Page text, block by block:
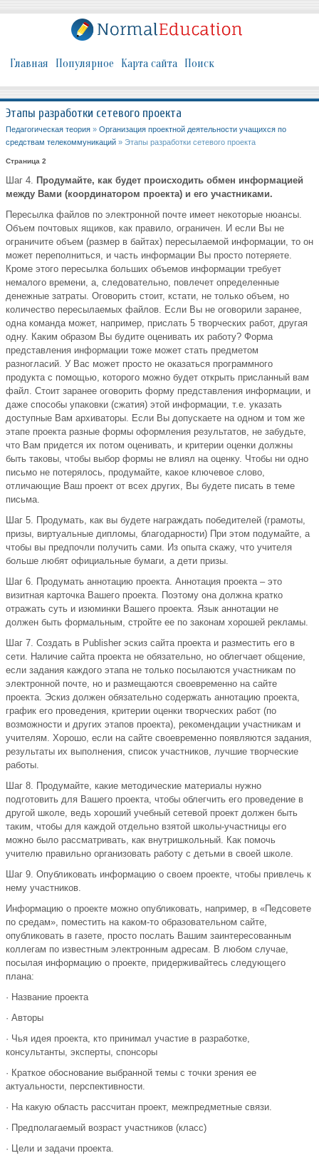
Главная Популярное Карта сайта Поиск
Этапы разработки сетевого проекта
Педагогическая теория » Организация проектной деятельности учащихся по
средствам телекоммуникаций » Этапы разработки сетевого проекта
Страница 2
Шаг 4. Продумайте, как будет происходить обмен информацией
между Вами (координатором проекта) и его участниками.
Пересылка файлов по электронной почте имеет некоторые нюансы.
Объем почтовых ящиков, как правило, ограничен. И если Вы не
ограничите объем (размер в байтах) пересылаемой информации, то он
может переполниться, и часть информации Вы просто потеряете.
Кроме этого пересылка больших объемов информации требует
немалого времени, а, следовательно, повлечет определенные
денежные затраты. Оговорить стоит, кстати, не только объем, но
количество пересылаемых файлов. Если Вы не оговорили заранее,
одна команда может, например, прислать 5 творческих работ, другая
одну. Каким образом Вы будите оценивать их работу? Форма
представления информации тоже может стать предметом
разногласий. У Вас может просто не оказаться программного
продукта с помощью, которого можно будет открыть присланный вам
файл. Стоит заранее оговорить форму представления информации, и
даже способы упаковки (сжатия) этой информации, т.е. указать
доступные Вам архиваторы. Если Вы допускаете на одном и том же
этапе проекта разные формы оформления результатов, не забудьте,
что Вам придется их потом оценивать, и критерии оценки должны
быть таковы, чтобы выбор формы не влиял на оценку. Чтобы ни одно
письмо не потерялось, продумайте, какое ключевое слово,
отличающие Ваш проект от всех других, Вы будете писать в теме
письма.
Шаг 5. Продумать, как вы будете награждать победителей (грамоты,
призы, виртуальные дипломы, благодарности) При этом подумайте, а
чтобы вы предпочли получить сами. Из опыта скажу, что учителя
больше любят официальные бумаги, а дети призы.
Шаг 6. Продумать аннотацию проекта. Аннотация проекта – это
визитная карточка Вашего проекта. Поэтому она должна кратко
отражать суть и изюминки Вашего проекта. Язык аннотации не
должен быть формальным, стройте ее по законам хорошей рекламы.
Шаг 7. Создать в Publisher эскиз сайта проекта и разместить его в
сети. Наличие сайта проекта не обязательно, но облегчает общение,
если задания каждого этапа не только посылаются участникам по
электронной почте, но и размещаются своевременно на сайте
проекта. Эскиз должен обязательно содержать аннотацию проекта,
график его проведения, критерии оценки творческих работ (по
возможности и других этапов проекта), рекомендации участникам и
учителям. Хорошо, если на сайте своевременно появляются задания,
результаты их выполнения, список участников, лучшие творческие
работы.
Шаг 8. Продумайте, какие методические материалы нужно
подготовить для Вашего проекта, чтобы облегчить его проведение в
другой школе, ведь хороший учебный сетевой проект должен быть
таким, чтобы для каждой отдельно взятой школы-участницы его
можно было рассматривать, как внутришкольный. Как помочь
учителю правильно организовать работу с детьми в своей школе.
Шаг 9. Опубликовать информацию о своем проекте, чтобы привлечь к
нему участников.
Информацию о проекте можно опубликовать, например, в «Педсовете
по средам», поместить на каком-то образовательном сайте,
опубликовать в газете, просто послать Вашим заинтересованным
коллегам по известным электронным адресам. В любом случае,
посылая информацию о проекте, придерживайтесь следующего
плана:
· Название проекта
· Авторы
· Чья идея проекта, кто принимал участие в разработке,
консультанты, эксперты, спонсоры
· Краткое обоснование выбранной темы с точки зрения ее
актуальности, перспективности.
· На какую область рассчитан проект, межпредметные связи.
· Предполагаемый возраст участников (класс)
· Цели и задачи проекта.